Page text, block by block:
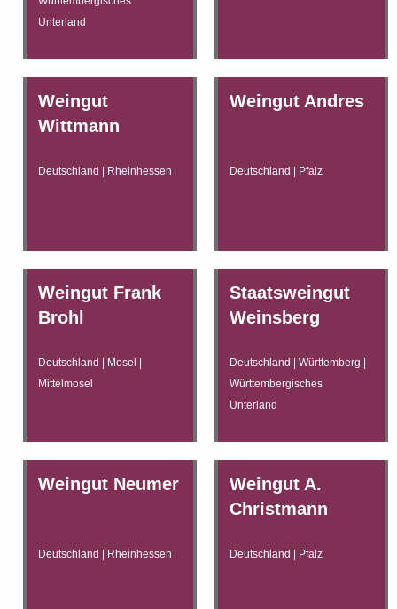
Unterland
Weingut
Wittmann
Deutschland | Rheinhessen
Weingut Andres
Deutschland | Pfalz
Weingut Frank
Brohl
Deutschland | Mosel |
Mittelmosel
Staatsweingut
Weinsberg
Deutschland | Württemberg |
Württembergisches
Unterland
Weingut Neumer
Deutschland | Rheinhessen
Weingut A.
Christmann
Deutschland | Pfalz